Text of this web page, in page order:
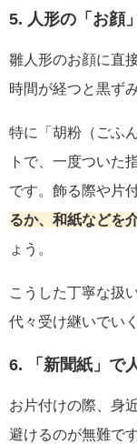
5. 人形の「お顔
雛人形のお顔に直
時間が経つと黒ず
特に「胡粉（ごふ
トで、一度ついた
です。飾る際や片
るか、和紙などを
ょう。
こうした丁寧な扱
代々受け継いでい
6. 「新聞紙」で
お片付けの際、身
避けるのが無難です